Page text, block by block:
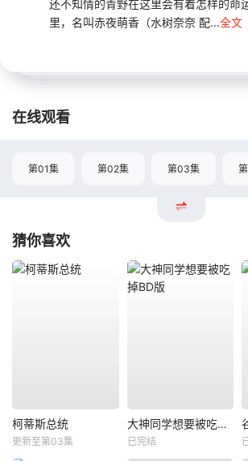
还不知情的青野在这里会有着怎样的
里，名叫赤夜萌香（水树奈奈 配...全文
在线观看
第01集 第02集 第03集
猜你喜欢
柯蒂斯总统
更新至第03集
大神同学想要被吃掉BD版
已完结